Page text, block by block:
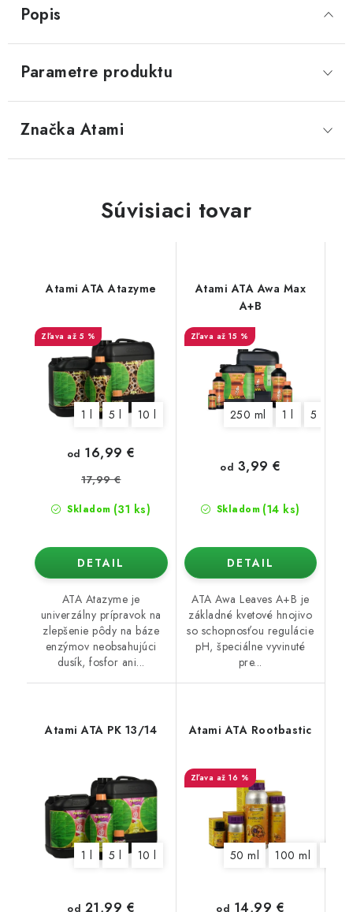
Popis
Parametre produktu
Značka Atami
Súvisiaci tovar
Atami ATA Atazyme
až 5 %
1 l 5 l 10 l
Skladom (31 ks)
od 16,99 €
17,99 €
DETAIL
ATA Atazyme je
univerzálny prípravok na
zlepšenie pôdy na báze
enzýmov neobsahujúci
dusík, fosfor ani...
Atami ATA Awa Max
A+B
až 15 %
250 ml 1 l 5 l
Skladom (14 ks)
od 3,99 €
DETAIL
ATA Awa Leaves A+B je
základné kvetové hnojivo
so schopnosťou regulácie
pH, špeciálne vyvinuté
pre...
Atami ATA PK 13/14
1 l 5 l 10 l
od 21,99 €
Atami ATA Rootbastic
až 16 %
50 ml 100 ml
od 14,99 €